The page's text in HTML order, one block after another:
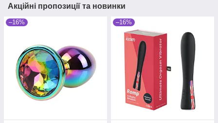
Акційні пропозиції та новинки
–16% –16%